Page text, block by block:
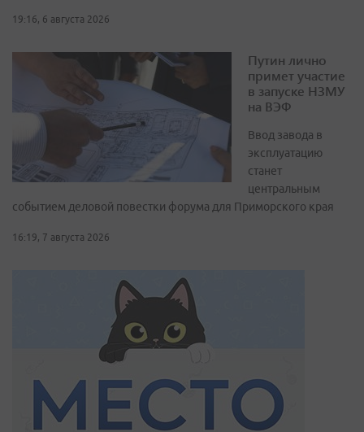
19:16, 6 августа 2026
Путин лично
примет участие
в запуске НЗМУ
на ВЭФ
Ввод завода в
эксплуатацию
станет
центральным
событием деловой повестки форума для Приморского края
16:19, 7 августа 2026